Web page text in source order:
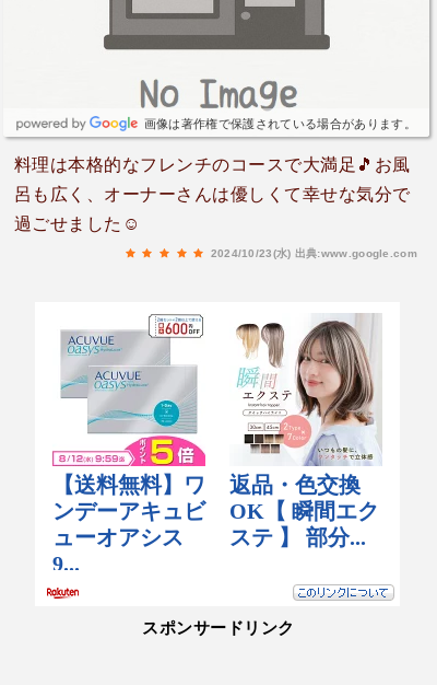
画像は著作権で保護されている場合があります。
料理は本格的なフレンチのコースで大満足🎵お風
呂も広く、オーナーさんは優しくて幸せな気分で
過ごせました☺
2024/10/23(水) 出典:www.google.com
スポンサードリンク